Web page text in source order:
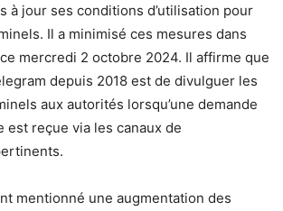
à jour ses conditions d’utilisation pour
Il a minimisé ces mesures dans
mercredi 2 octobre 2024. Il affirme que
depuis 2018 est de divulguer les
aux autorités lorsqu’une demande
est reçue via les canaux de
mentionné une augmentation des